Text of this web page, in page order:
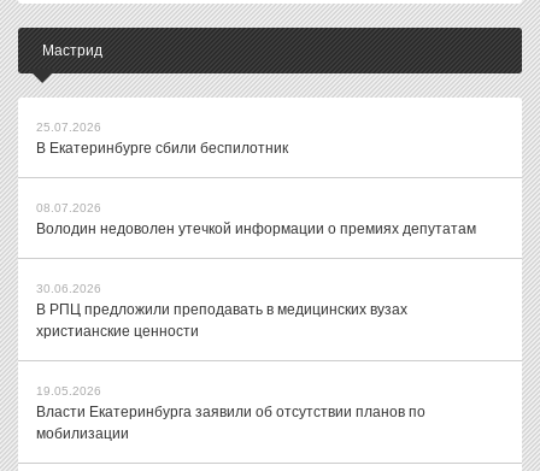
Мастрид
25.07.2026
В Екатеринбурге сбили беспилотник
08.07.2026
Володин недоволен утечкой информации о премиях депутатам
30.06.2026
В РПЦ предложили преподавать в медицинских вузах
христианские ценности
19.05.2026
Власти Екатеринбурга заявили об отсутствии планов по
мобилизации